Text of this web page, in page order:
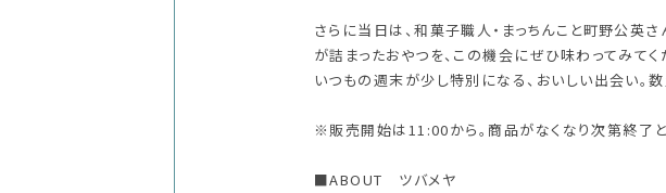
さらに当日は、和菓子職人・まっちんこと町野公英
が詰まったおやつを、この機会にぜひ味わってみてく
いつもの週末が少し特別になる、おいしい出会い。
※販売開始は11:00から。商品がなくなり次第終了と
■ABOUT ツバメヤ